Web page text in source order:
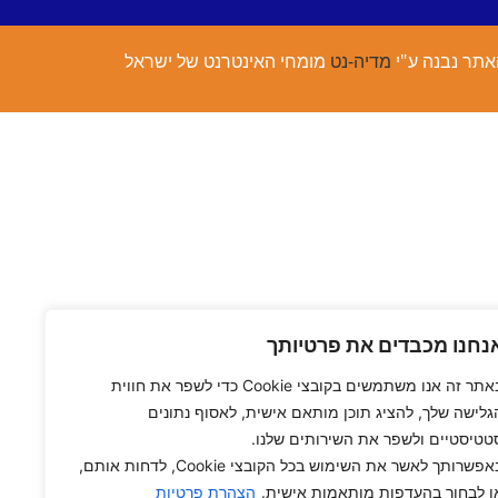
מכבדים את פרטיותך
באתר זה אנו משתמשים בקובצי Cookie כדי לשפר את חווית
שלך, להציג תוכן מותאם אישית, לאסוף נתונים
ולשפר את השירותים שלנו.
באפשרותך לאשר את השימוש בכל הקובצי Cookie, לדחות אותם,
לבחור בהעדפות מותאמות אישית. הצהרת פרטיות
נבנה ע"י מדיה-נט מומחי האינטרנט של ישראל